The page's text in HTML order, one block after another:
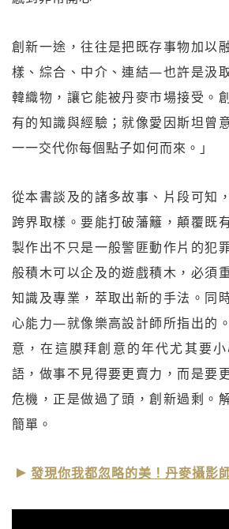
創新一途，往往是把既存事物加以
樣、綜合、中介、連結—也許是汲
韓織物，讓它能被丹麥市場接受。
有的知識與經驗；就像愛因斯坦曾
一一交代你每個點子如何而來。」
從本書談及的諸多故事、片段可知
跨界取樣。要能打破藩籬，顛覆既
製作出不只是一般警匪動作片的犯
般積木可以企及的遊戲積木，必須
知識及專業，萃取出新的手法。同
心能力—就像樂高設計師所指出的
意，在這膜拜創意的年代尤其要
語，做事不見得要更賣力，而是要
危機，正是做過了頭，創新過剩。
簡單。
發現你我都忽略的美！丹麥攝影